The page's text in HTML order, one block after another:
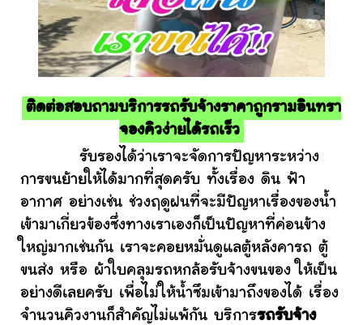
ติดต่อสอบถามบริการรถรับจ้างราคาถูกรามอินทรา
จองคิวง่ายได้รถเร็ว
รับรองได้ว่าเราจะจัดการปัญหาระหว่าง
การขนย้ายให้ได้มากที่สุดครับ ทั้งเรื่อง ดิน ฟ้า
อากาศ อย่างเช่น ช่วงฤดูฝนที่จะมีปัญหาเรื่องของน้ำ
เข้ามาเกี่ยวข้องซึ่งทางเราเองก็เป็นปัญหาที่ค่อนข้าง
ใหญ่มากเช่นกัน เราจะคอยหมั่นดูแลตู้หลังคารถ ตู้
ขนส่ง หรือ ผ้าใบคลุมรถหกล้อรับจ้างขนของ ให้เป็น
อย่างดีเลยครับ เพื่อไม่ให้น้ำซึมเข้ามาถึงของได้ เรื่อง
จำนวนคิวงานก็สำคัญไม่แพ้กัน บริการรถรับจ้าง